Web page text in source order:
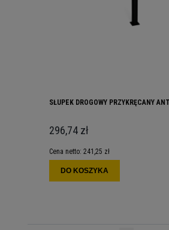
SŁUPEK DROGOWY PRZYKRĘCANY
296,74 zł
Cena netto: 241,25 zł
DO KOSZYKA